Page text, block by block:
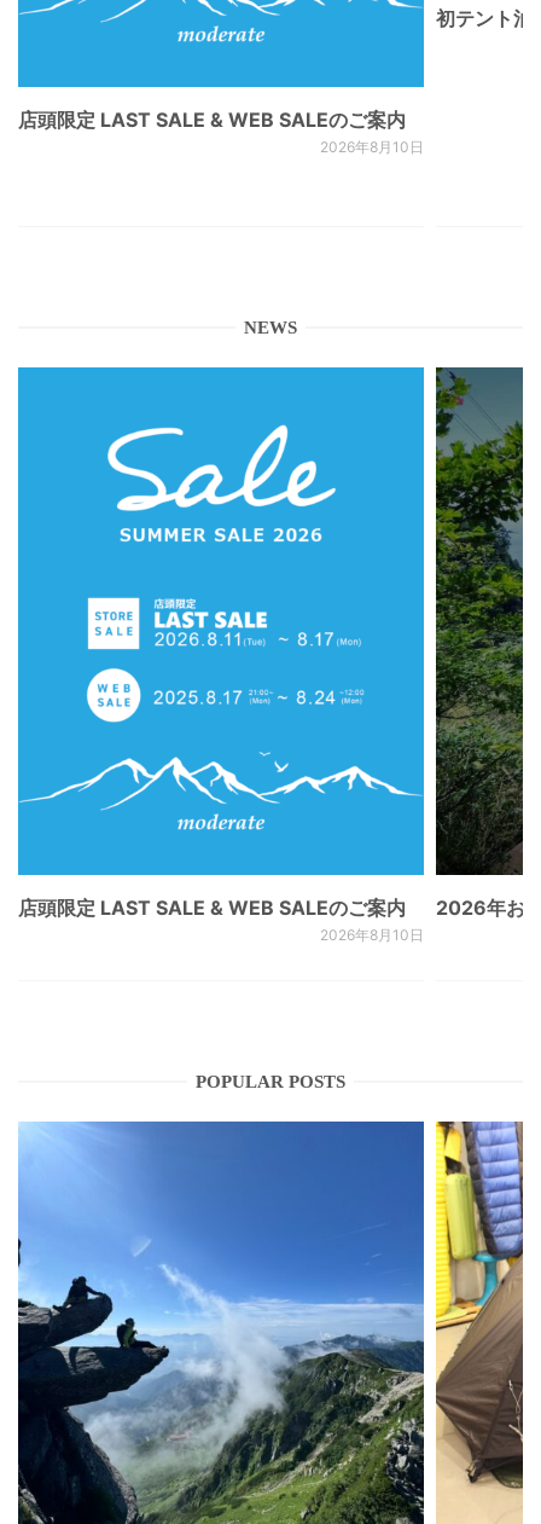
店頭限定 LAST SALE & WEB SALEのご案内
2026年8月10日
初テント
NEWS
店頭限定 LAST SALE & WEB SALEのご案内
2026年8月10日
2026年お
POPULAR POSTS